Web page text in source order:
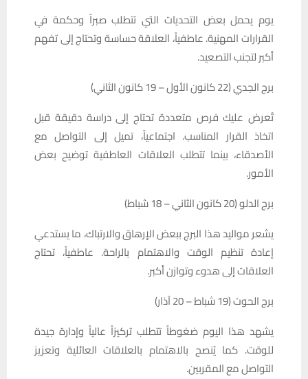
يوم يحمل بعض التحديات التي تتطلب صبراً وحكمة في
القرارات المهنية. عاطفياً، العلاقة حساسة وتحتاج إلى تفهم
أكبر لتجنب التصعيد.
برج الجدي (22 كانون الأول – 19 كانون الثاني)
تُعرض عليك فرص متعددة تحتاج إلى دراسة دقيقة قبل
اتخاذ القرار المناسب. اجتماعياً، تميل إلى التواصل مع
الأصدقاء، بينما تتطلب العلاقات العاطفية توضيح بعض
الأمور.
برج الدلو (20 كانون الثاني – 18 شباط)
يشعر مواليد هذا البرج ببعض الإرهاق والارتباك، ما يستدعي
إعادة تنظيم الوقت والاهتمام بالراحة. عاطفياً، تحتاج
العلاقات إلى هدوء وتوازن أكبر.
برج الحوت (19 شباط – 20 آذار)
يشهد هذا اليوم ضغوطاً تتطلب تركيزاً عالياً وإدارة جيدة
للوقت. كما يُنصح بالاهتمام بالعلاقات العائلية وتعزيز
التواصل مع المقربين.